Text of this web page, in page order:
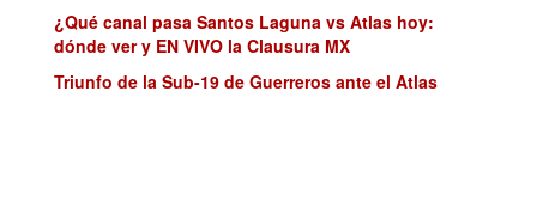
¿Qué canal pasa Santos Laguna vs Atlas hoy:
dónde ver y EN VIVO la Clausura MX
Triunfo de la Sub-19 de Guerreros ante el Atlas